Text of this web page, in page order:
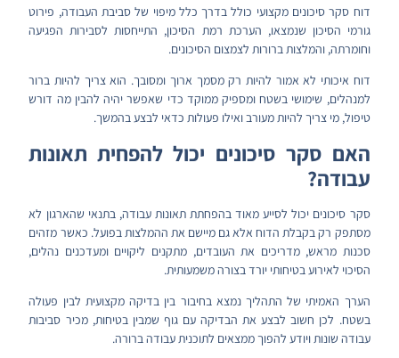
דוח סקר סיכונים מקצועי כולל בדרך כלל מיפוי של סביבת העבודה, פירוט
גורמי הסיכון שנמצאו, הערכת רמת הסיכון, התייחסות לסבירות הפגיעה
וחומרתה, והמלצות ברורות לצמצום הסיכונים.
דוח איכותי לא אמור להיות רק מסמך ארוך ומסובך. הוא צריך להיות ברור
למנהלים, שימושי בשטח ומספיק ממוקד כדי שאפשר יהיה להבין מה דורש
טיפול, מי צריך להיות מעורב ואילו פעולות כדאי לבצע בהמשך.
האם סקר סיכונים יכול להפחית תאונות
עבודה?
סקר סיכונים יכול לסייע מאוד בהפחתת תאונות עבודה, בתנאי שהארגון לא
מסתפק רק בקבלת הדוח אלא גם מיישם את ההמלצות בפועל. כאשר מזהים
סכנות מראש, מדריכים את העובדים, מתקנים ליקויים ומעדכנים נהלים,
הסיכוי לאירוע בטיחותי יורד בצורה משמעותית.
הערך האמיתי של התהליך נמצא בחיבור בין בדיקה מקצועית לבין פעולה
בשטח. לכן חשוב לבצע את הבדיקה עם גוף שמבין בטיחות, מכיר סביבות
עבודה שונות ויודע להפוך ממצאים לתוכנית עבודה ברורה.